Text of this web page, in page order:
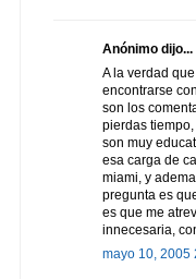
Anónimo dijo...
A la verdad
encontrarse
son los
pierdas
son muy
esa carga de
miami, y
pregunta es
es que me
innecesaria,
mayo 10, 2005